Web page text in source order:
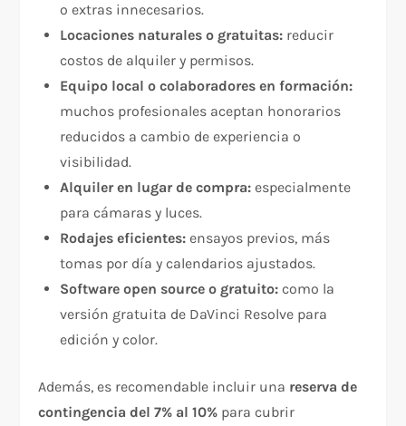
o extras innecesarios.
Locaciones naturales o gratuitas: reducir
costos de alquiler y permisos.
Equipo local o colaboradores en formación:
muchos profesionales aceptan honorarios
reducidos a cambio de experiencia o
visibilidad.
Alquiler en lugar de compra: especialmente
para cámaras y luces.
Rodajes eficientes: ensayos previos, más
tomas por día y calendarios ajustados.
Software open source o gratuito: como la
versión gratuita de DaVinci Resolve para
edición y color.
Además, es recomendable incluir una reserva de
contingencia del 7% al 10% para cubrir